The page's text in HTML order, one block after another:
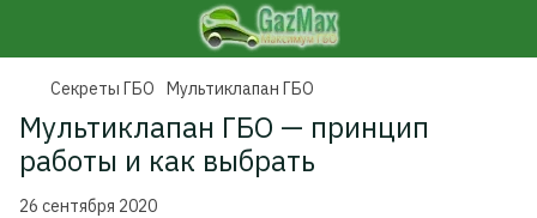
Секреты ГБО Мультиклапан ГБО
Мультиклапан ГБО — принцип
работы и как выбрать
26 сентября 2020